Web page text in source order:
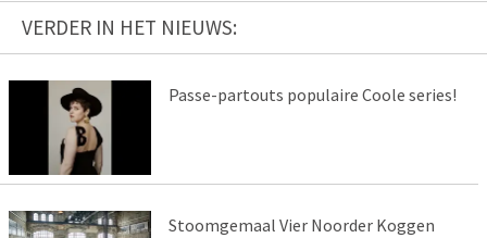
VERDER IN HET NIEUWS:
Passe-partouts populaire Coole series!
Stoomgemaal Vier Noorder Koggen